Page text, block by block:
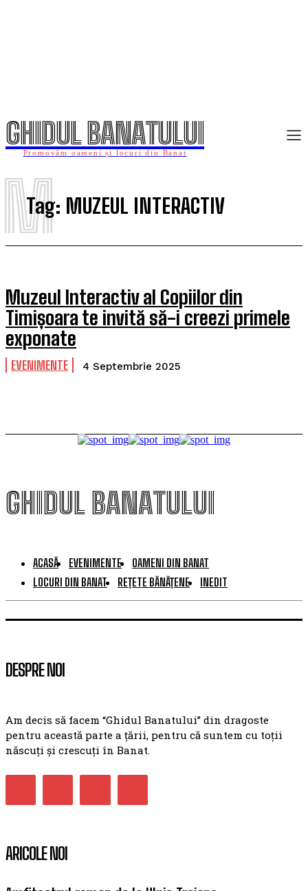
GHIDUL BANATULUI
Promovăm oameni și locuri din Banat
Tag: MUZEUL INTERACTIV
M
Muzeul Interactiv al Copiilor din
Timișoara te invită să-i creezi primele
exponate
EVENIMENTE 4 Septembrie 2025
GHIDUL BANATULUI
ACASĂ EVENIMENTE
OAMENI DIN BANAT
LOCURI DIN BANAT
REȚETE BĂNĂȚENE INEDIT
DESPRE NOI
Am decis să facem “Ghidul Banatului” din dragoste
pentru această parte a țării, pentru că suntem cu toții
născuți și crescuți în Banat.
ARICOLE NOI